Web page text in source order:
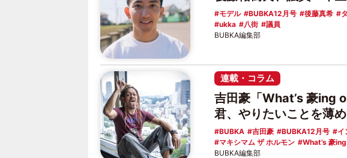
モデル BUBKA12月号 後藤真希
ukka
八街 議員
BUBKA編集部
連載・コラム
吉田豪「What’s 豪ing
君、やりたいことを薄
BUBKA 吉田豪 BUBKA12月号 イ
マキシマム ザ ホルモン
What’s 豪
BUBKA編集部